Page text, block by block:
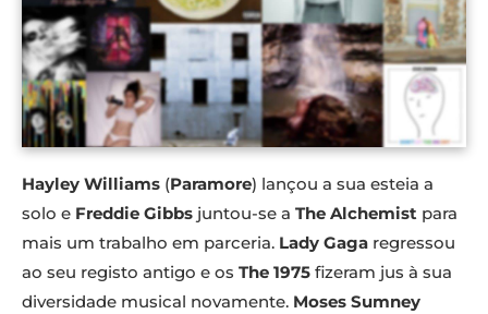
Hayley Williams (Paramore) lançou a sua esteia a
solo e Freddie Gibbs juntou-se a The Alchemist para
mais um trabalho em parceria. Lady Gaga regressou
ao seu registo antigo e os The 1975 fizeram jus à sua
diversidade musical novamente. Moses Sumney